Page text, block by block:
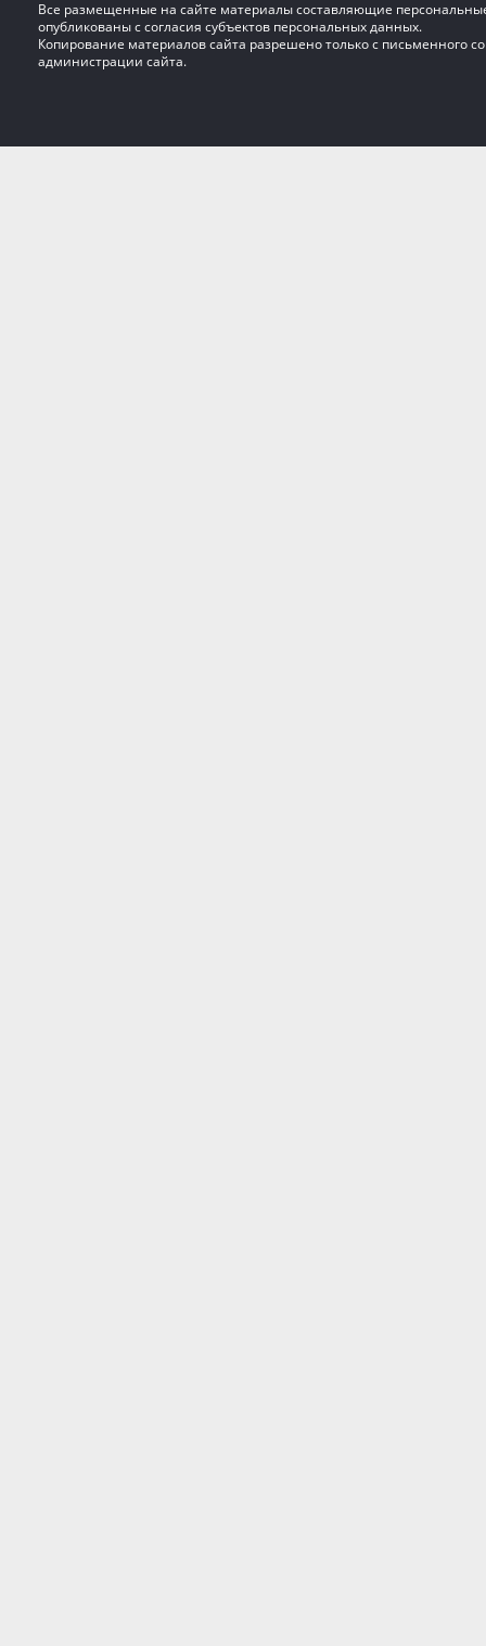
Все размещенные на сайте материалы составляющие
опубликованы с согласия субъектов персональных данных.
Копирование материалов сайта разрешено только с письменного
администрации сайта.